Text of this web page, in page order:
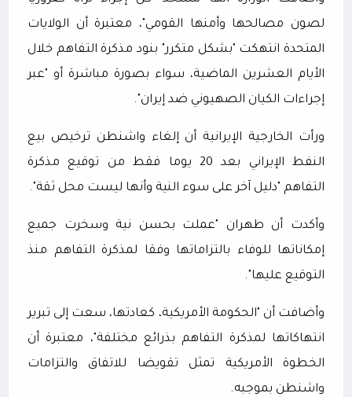
لصون مصالحها وأمنها القومي"، معتبرة أن الولايات
المتحدة انتهكت "بشكل متكرر" بنود مذكرة التفاهم خلال
الأيام العشرين الماضية، سواء بصورة مباشرة أو "عبر
إجراءات الكيان الصهيوني ضد إيران".
ورأت الخارجية الإيرانية أن إلغاء واشنطن ترخيص بيع
النفط الإيراني بعد 20 يوما فقط من توقيع مذكرة
التفاهم "دليل آخر على سوء النية وأنها ليست محل ثقة".
وأكدت أن طهران "عملت بحسن نية وسخرت جميع
إمكاناتها للوفاء بالتزاماتها وفقا لمذكرة التفاهم منذ
التوقيع عليها".
وأضافت أن "الحكومة الأمريكية، كعادتها، سعت إلى تبرير
انتهاكاتها لمذكرة التفاهم بذرائع مختلفة"، معتبرة أن
الخطوة الأمريكية تمثل تقويضا للاتفاق والتزامات
واشنطن بموجبه.